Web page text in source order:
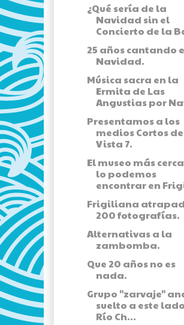
¿Qué sería de la
Navidad sin el
Concierto de la
25 años cantando
Navidad.
Música sacra en la
Ermita de Las
Angustias por
Presentamos a los
medios Cortos de
Vista 7.
El museo más
lo podemos
encontrar en
Frigiliana
200 fotografías.
Alternativas a la
zambomba.
Que 20 años no es
nada.
Grupo "zarvaje"
suelto a este
Río Ch...